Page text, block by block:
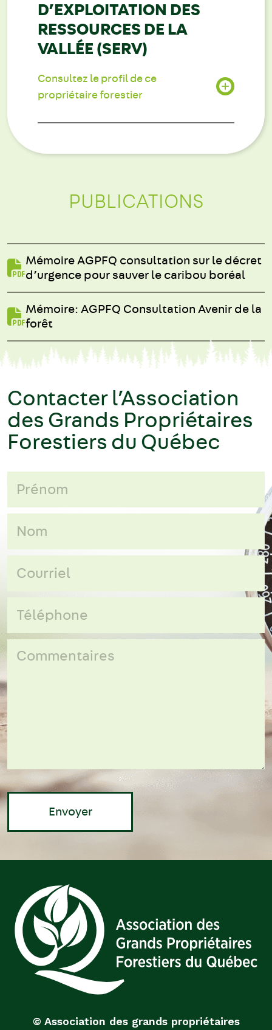
D’EXPLOITATION DES
RESSOURCES DE LA
VALLÉE (SERV)
Consultez le profil de ce
propriétaire forestier
PUBLICATIONS
Mémoire AGPFQ consultation sur le décret
d’urgence pour sauver le caribou boréal
Mémoire: AGPFQ Consultation Avenir de la
forêt
Contacter l’Association
des Grands Propriétaires
Forestiers du Québec
© Association des grands propriétaires